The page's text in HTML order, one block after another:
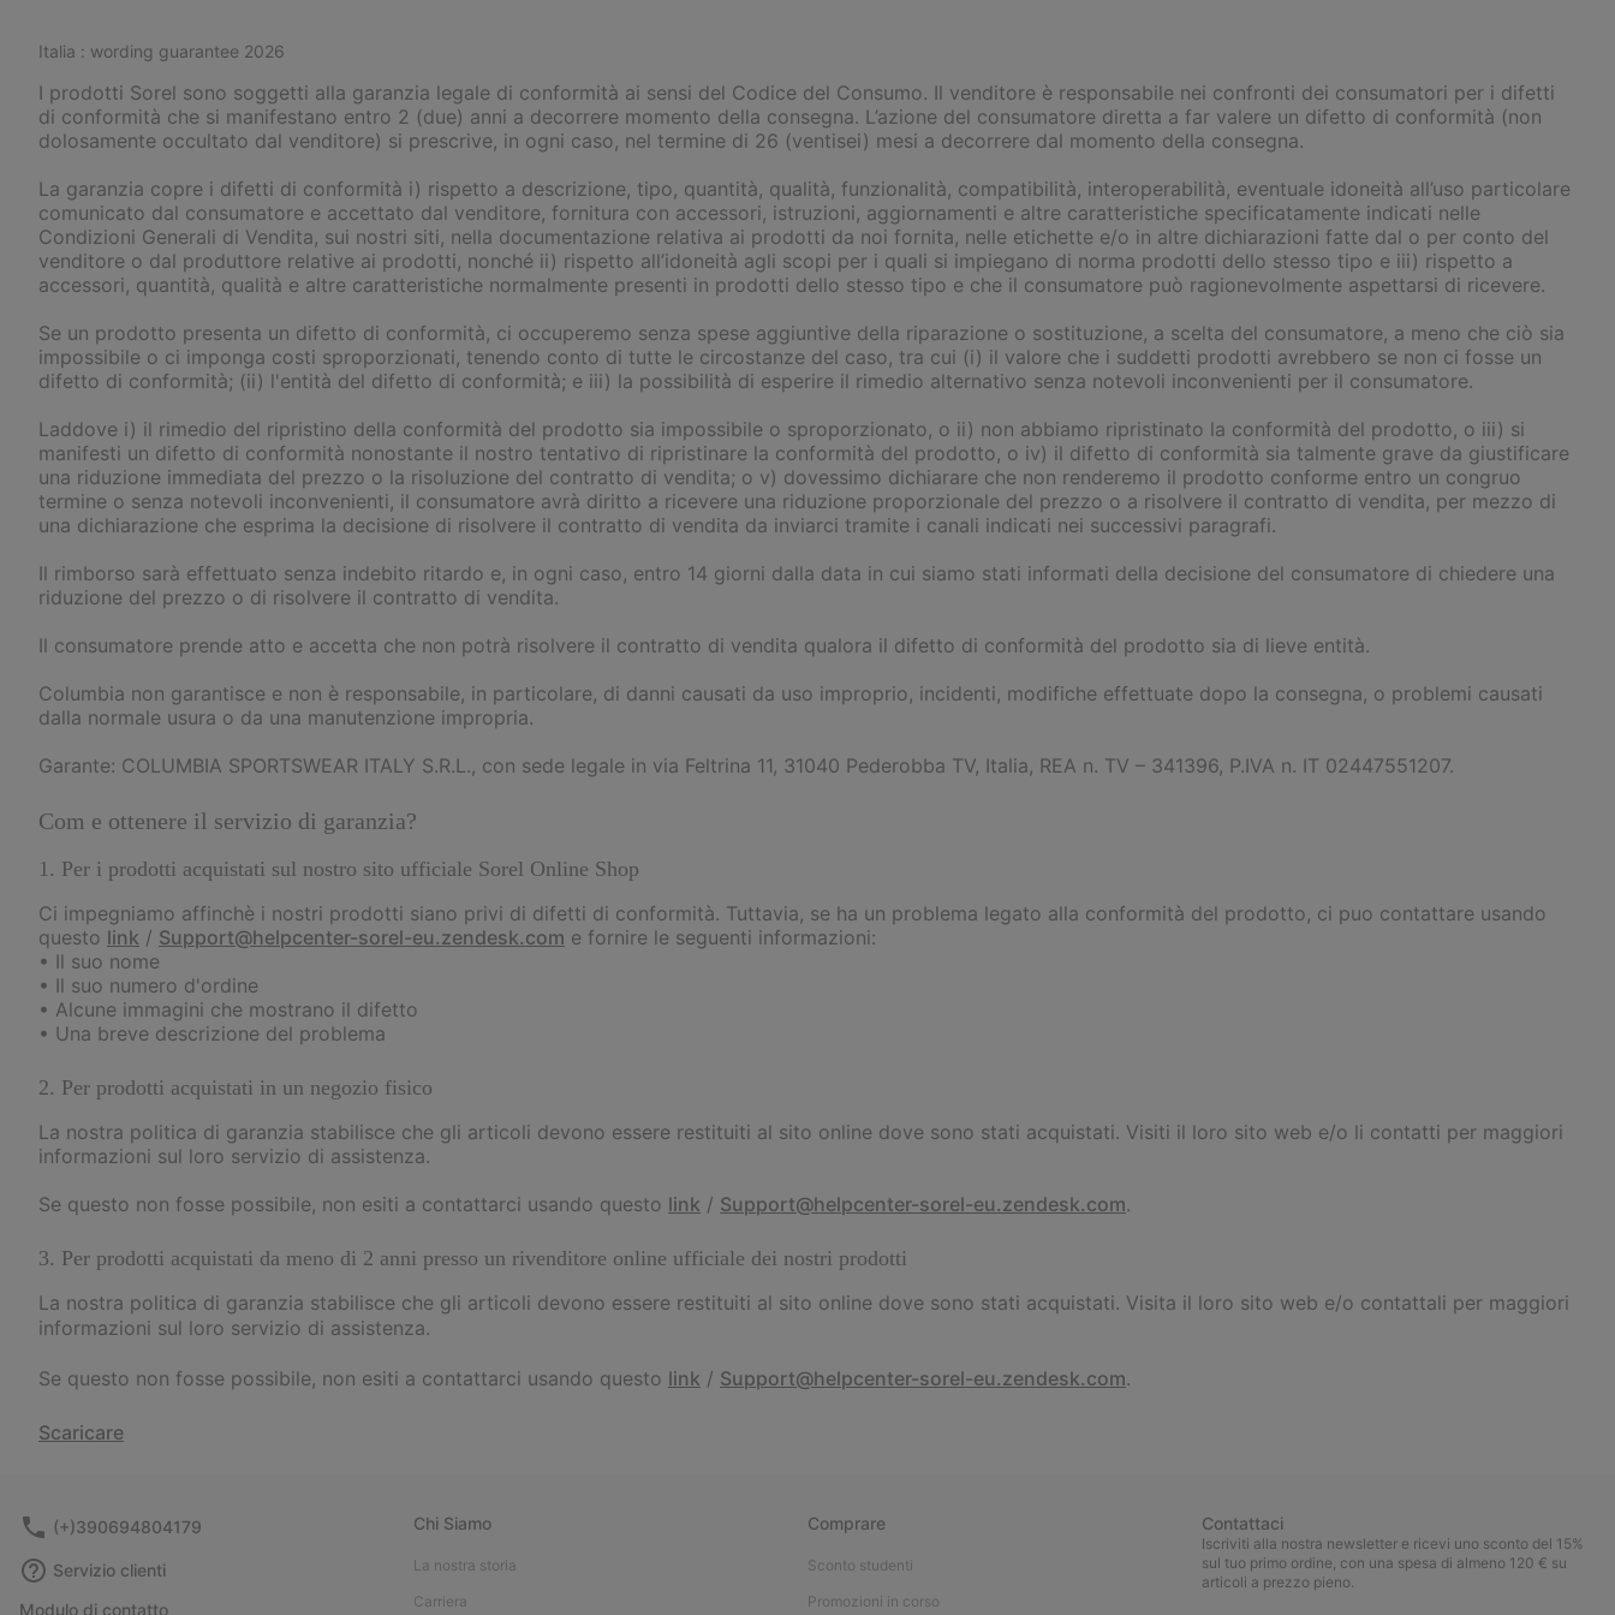
Italia : wording guarantee 2026
I prodotti Sorel sono soggetti alla garanzia legale di conformità ai sensi del Codice del Consumo. Il venditore è responsabile nei confronti dei consumatori per i difetti
di conformità che si manifestano entro 2 (due) anni a decorrere momento della consegna. L’azione del consumatore diretta a far valere un difetto di conformità (non
dolosamente occultato dal venditore) si prescrive, in ogni caso, nel termine di 26 (ventisei) mesi a decorrere dal momento della consegna.
La garanzia copre i difetti di conformità i) rispetto a descrizione, tipo, quantità, qualità, funzionalità, compatibilità, interoperabilità, eventuale idoneità all’uso particolare
comunicato dal consumatore e accettato dal venditore, fornitura con accessori, istruzioni, aggiornamenti e altre caratteristiche specificatamente indicati nelle
Condizioni Generali di Vendita, sui nostri siti, nella documentazione relativa ai prodotti da noi fornita, nelle etichette e/o in altre dichiarazioni fatte dal o per conto del
venditore o dal produttore relative ai prodotti, nonché ii) rispetto all’idoneità agli scopi per i quali si impiegano di norma prodotti dello stesso tipo e iii) rispetto a
accessori, quantità, qualità e altre caratteristiche normalmente presenti in prodotti dello stesso tipo e che il consumatore può ragionevolmente aspettarsi di ricevere.
Se un prodotto presenta un difetto di conformità, ci occuperemo senza spese aggiuntive della riparazione o sostituzione, a scelta del consumatore, a meno che ciò sia
impossibile o ci imponga costi sproporzionati, tenendo conto di tutte le circostanze del caso, tra cui (i) il valore che i suddetti prodotti avrebbero se non ci fosse un
difetto di conformità; (ii) l'entità del difetto di conformità; e iii) la possibilità di esperire il rimedio alternativo senza notevoli inconvenienti per il consumatore.
Laddove i) il rimedio del ripristino della conformità del prodotto sia impossibile o sproporzionato, o ii) non abbiamo ripristinato la conformità del prodotto, o iii) si
manifesti un difetto di conformità nonostante il nostro tentativo di ripristinare la conformità del prodotto, o iv) il difetto di conformità sia talmente grave da giustificare
una riduzione immediata del prezzo o la risoluzione del contratto di vendita; o v) dovessimo dichiarare che non renderemo il prodotto conforme entro un congruo
termine o senza notevoli inconvenienti, il consumatore avrà diritto a ricevere una riduzione proporzionale del prezzo o a risolvere il contratto di vendita, per mezzo di
una dichiarazione che esprima la decisione di risolvere il contratto di vendita da inviarci tramite i canali indicati nei successivi paragrafi.
Il rimborso sarà effettuato senza indebito ritardo e, in ogni caso, entro 14 giorni dalla data in cui siamo stati informati della decisione del consumatore di chiedere una
riduzione del prezzo o di risolvere il contratto di vendita.
Il consumatore prende atto e accetta che non potrà risolvere il contratto di vendita qualora il difetto di conformità del prodotto sia di lieve entità.
Columbia non garantisce e non è responsabile, in particolare, di danni causati da uso improprio, incidenti, modifiche effettuate dopo la consegna, o problemi causati
dalla normale usura o da una manutenzione impropria.
Garante: COLUMBIA SPORTSWEAR ITALY S.R.L., con sede legale in via Feltrina 11, 31040 Pederobba TV, Italia, REA n. TV – 341396, P.IVA n. IT 02447551207.
Com e ottenere il servizio di garanzia?
1. Per i prodotti acquistati sul nostro sito ufficiale Sorel Online Shop
Ci impegniamo affinchè i nostri prodotti siano privi di difetti di conformità. Tuttavia, se ha un problema legato alla conformità del prodotto, ci puo contattare usando
questo link / Support@helpcenter-sorel-eu.zendesk.com e fornire le seguenti informazioni:
• Il suo nome
• Il suo numero d'ordine
• Alcune immagini che mostrano il difetto
• Una breve descrizione del problema
2. Per prodotti acquistati in un negozio fisico
La nostra politica di garanzia stabilisce che gli articoli devono essere restituiti al sito online dove sono stati acquistati. Visiti il loro sito web e/o li contatti per maggiori
informazioni sul loro servizio di assistenza.
Se questo non fosse possibile, non esiti a contattarci usando questo link / Support@helpcenter-sorel-eu.zendesk.com.
3. Per prodotti acquistati da meno di 2 anni presso un rivenditore online ufficiale dei nostri prodotti
La nostra politica di garanzia stabilisce che gli articoli devono essere restituiti al sito online dove sono stati acquistati. Visita il loro sito web e/o contattali per maggiori
informazioni sul loro servizio di assistenza.
Se questo non fosse possibile, non esiti a contattarci usando questo link / Support@helpcenter-sorel-eu.zendesk.com.
Scaricare
(+)390694804179
Servizio clienti
Modulo di contatto
Chi Siamo
La nostra storia
Carriera
Comprare
Sconto studenti
Promozioni in corso
Contattaci
Iscriviti alla nostra newsletter e ricevi uno sconto del 15%
sul tuo primo ordine, con una spesa di almeno 120 € su
articoli a prezzo pieno.